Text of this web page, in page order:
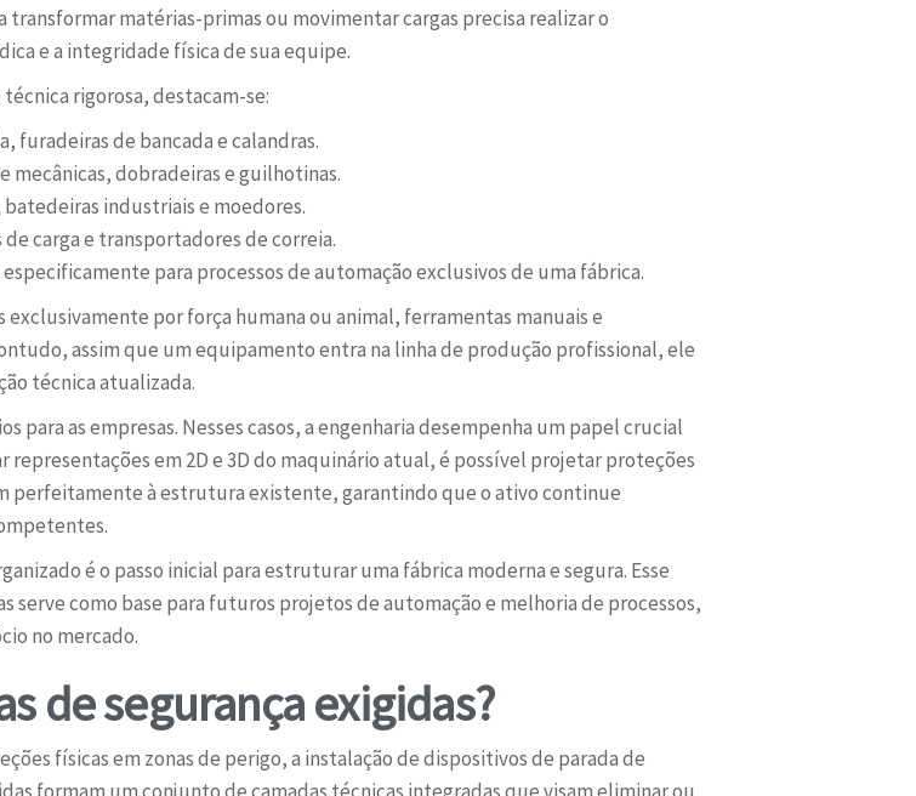
matérias-primas ou movimentar cargas precisa realizar o
e a integridade física de sua equipe.
rigorosa, destacam-se:
furadeiras de bancada e calandras.
mecânicas, dobradeiras e guilhotinas.
industriais e moedores.
carga e transportadores de correia.
para processos de automação exclusivos de uma fábrica.
exclusivamente por força humana ou animal, ferramentas manuais e
assim que um equipamento entra na linha de produção profissional, ele
técnica atualizada.
para as empresas. Nesses casos, a engenharia desempenha um papel crucial
em 2D e 3D do maquinário atual, é possível projetar proteções
perfeitamente à estrutura existente, garantindo que o ativo continue
é o passo inicial para estruturar uma fábrica moderna e segura. Esse
serve como base para futuros projetos de automação e melhoria de processos,
no mercado.
de segurança exigidas?
físicas em zonas de perigo, a instalação de dispositivos de parada de